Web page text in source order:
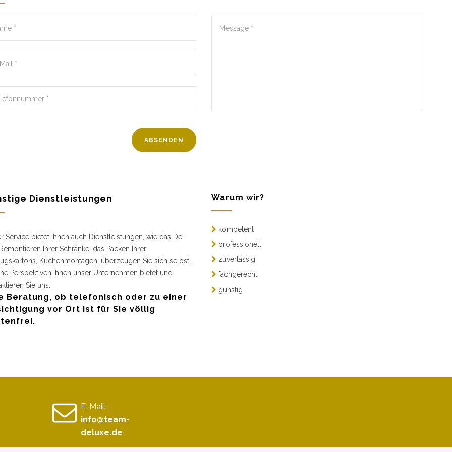
Dienstleistungen
Service bietet Ihnen auch Dienstleistungen, wie das De-
Ihrer Schränke, das Packen Ihrer
Küchenmontagen. überzeugen Sie sich selbst,
Perspektiven Ihnen unser Unternehmen bietet und
Sie uns.
Beratung, ob telefonisch oder zu einer
vor Ort ist für Sie völlig
Warum wir?
kompetent
professionell
zuverlässig
fachgerecht
günstig
E-Mail:
info@team-
deluxe.de